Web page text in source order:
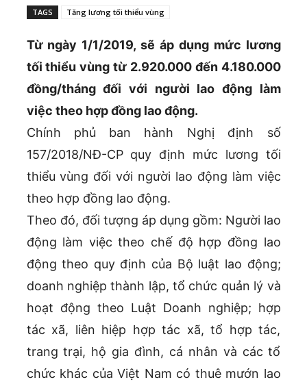
TAGS Tăng lương tối thiểu vùng
Từ ngày 1/1/2019, sẽ áp dụng mức lương
tối thiểu vùng từ 2.920.000 đến 4.180.000
đồng/tháng đối với người lao động làm
việc theo hợp đồng lao động.
Chính phủ ban hành Nghị định số
157/2018/NĐ-CP quy định mức lương tối
thiểu vùng đối với người lao động làm việc
theo hợp đồng lao động.
Theo đó, đối tượng áp dụng gồm: Người lao
động làm việc theo chế độ hợp đồng lao
động theo quy định của Bộ luật lao động;
doanh nghiệp thành lập, tổ chức quản lý và
hoạt động theo Luật Doanh nghiệp; hợp
tác xã, liên hiệp hợp tác xã, tổ hợp tác,
trang trại, hộ gia đình, cá nhân và các tổ
chức khác của Việt Nam có thuê mướn lao